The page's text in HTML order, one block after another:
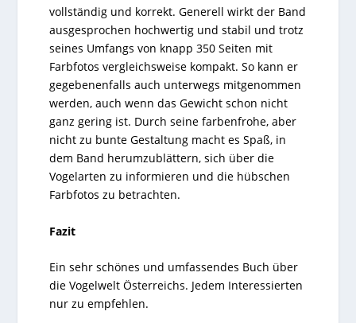
vollständig und korrekt. Generell wirkt der Band
ausgesprochen hochwertig und stabil und trotz
seines Umfangs von knapp 350 Seiten mit
Farbfotos vergleichsweise kompakt. So kann er
gegebenenfalls auch unterwegs mitgenommen
werden, auch wenn das Gewicht schon nicht
ganz gering ist. Durch seine farbenfrohe, aber
nicht zu bunte Gestaltung macht es Spaß, in
dem Band herumzublättern, sich über die
Vogelarten zu informieren und die hübschen
Farbfotos zu betrachten.
Fazit
Ein sehr schönes und umfassendes Buch über
die Vogelwelt Österreichs. Jedem Interessierten
nur zu empfehlen.